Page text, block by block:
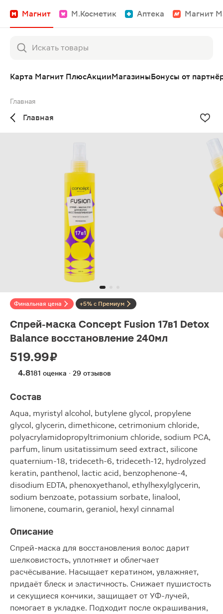
Магнит М.Косметик Аптека Магнит
Карта Магнит ПлюсАкцииМагазиныБонусы от
Главная
Главная
Финальная цена +5% с Премиум
Спрей-маска Concept Fusion 17в1 Detox
Balance восстановление 240мл
519.99 ₽
4.8181 оценка · 29 отзывов
Состав
Aqua, myristyl alcohol, butylene glycol, propylene
glycol, glycerin, dimethicone, cetrimonium chloride,
polyacrylamidopropyltrimonium chloride, sodium PCA,
parfum, linum usitatissimum seed extract, silicone
quaternium-18, trideceth-6, trideceth-12, hydrolyzed
keratin, panthenol, lactic acid, benzophenone-4,
disodium EDTA, phenoxyethanol, ethylhexylglycerin,
sodium benzoate, potassium sorbate, linalool,
limonene, coumarin, geraniol, hexyl cinnamal
Описание
Спрей-маска для восстановления волос дарит
шелковистость, уплотняет и облегчает
расчёсывание. Насыщает кератином, увлажняет,
придаёт блеск и эластичность. Снижает пушистость
и секущиеся кончики, защищает от УФ-лучей,
помогает в укладке. Подходит после окрашивания,